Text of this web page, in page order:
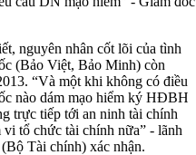
nguyên nhân cốt lõi của tình
(Bảo Việt, Bảo Minh) còn
“Và một khi không có điều
nào dám mạo hiểm ký HĐBH
trực tiếp tới an ninh tài chính
tổ chức tài chính nữa” - lãnh
Tài chính) xác nhận.